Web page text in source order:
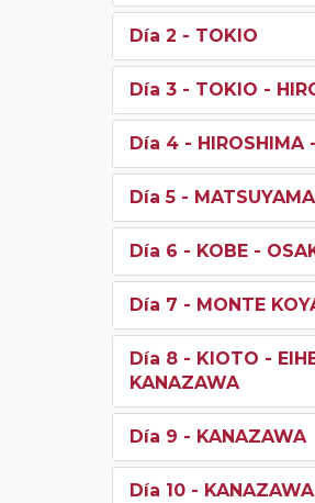
Día 2 - TOKIO
Día 3 - TOKIO -
Día 4 - HIROSHIMA
Día 5 -
Día 6 - KOBE -
Día 7 - MONTE
Día 8 - KIOTO -
KANAZAWA
Día 9 - KANAZAWA
Día 10 -